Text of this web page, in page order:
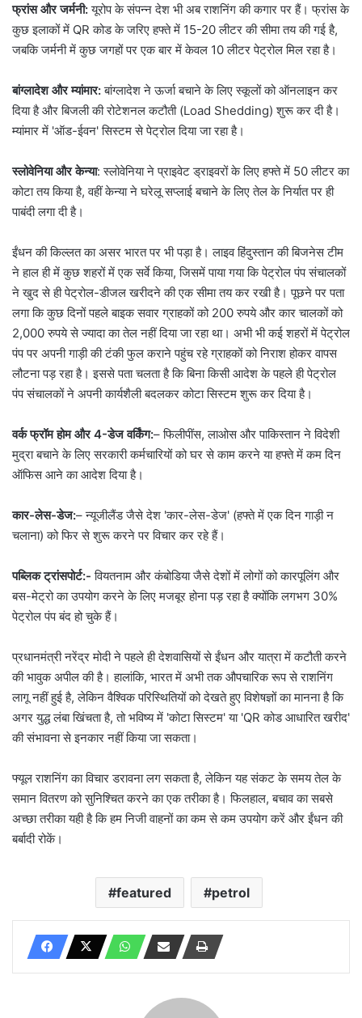
फ्रांस और जर्मनी:यूरोप के संपन्न देश भी अब राशनिंग की कगार पर हैं। फ्रांस के
कुछ इलाकों में QR कोड के जरिए हफ्ते में 15-20 लीटर की सीमा तय की गई है,
जबकि जर्मनी में कुछ जगहों पर एक बार में केवल 10 लीटर पेट्रोल मिल रहा है।
बांग्लादेश और म्यांमार:बांग्लादेश ने ऊर्जा बचाने के लिए स्कूलों को ऑनलाइन कर
दिया है और बिजली की रोटेशनल कटौती (Load Shedding) शुरू कर दी है।
म्यांमार में 'ऑड-ईवन' सिस्टम से पेट्रोल दिया जा रहा है।
स्लोवेनिया और केन्या: स्लोवेनिया ने प्राइवेट ड्राइवरों के लिए हफ्ते में 50 लीटर का
कोटा तय किया है, वहीं केन्या ने घरेलू सप्लाई बचाने के लिए तेल के निर्यात पर ही
पाबंदी लगा दी है।
ईंधन की किल्लत का असर भारत पर भी पड़ा है। लाइव हिंदुस्तान की बिजनेस टीम
ने हाल ही में कुछ शहरों में एक सर्वे किया, जिसमें पाया गया कि पेट्रोल पंप संचालकों
ने खुद से ही पेट्रोल-डीजल खरीदने की एक सीमा तय कर रखी है। पूछने पर पता
लगा कि कुछ दिनों पहले बाइक सवार ग्राहकों को 200 रुपये और कार चालकों को
2,000 रुपये से ज्यादा का तेल नहीं दिया जा रहा था। अभी भी कई शहरों में पेट्रोल
पंप पर अपनी गाड़ी की टंकी फुल कराने पहुंच रहे ग्राहकों को निराश होकर वापस
लौटना पड़ रहा है। इससे पता चलता है कि बिना किसी आदेश के पहले ही पेट्रोल
पंप संचालकों ने अपनी कार्यशैली बदलकर कोटा सिस्टम शुरू कर दिया है।
वर्क फ्रॉम होम और 4-डेज वर्किंग:– फिलीपींस, लाओस और पाकिस्तान ने विदेशी
मुद्रा बचाने के लिए सरकारी कर्मचारियों को घर से काम करने या हफ्ते में कम दिन
ऑफिस आने का आदेश दिया है।
कार-लेस-डेज:– न्यूजीलैंड जैसे देश 'कार-लेस-डेज' (हफ्ते में एक दिन गाड़ी न
चलाना) को फिर से शुरू करने पर विचार कर रहे हैं।
पब्लिक ट्रांसपोर्ट:- वियतनाम और कंबोडिया जैसे देशों में लोगों को कारपूलिंग और
बस-मेट्रो का उपयोग करने के लिए मजबूर होना पड़ रहा है क्योंकि लगभग 30%
पेट्रोल पंप बंद हो चुके हैं।
प्रधानमंत्री नरेंद्र मोदी ने पहले ही देशवासियों से ईंधन और यात्रा में कटौती करने
की भावुक अपील की है। हालांकि, भारत में अभी तक औपचारिक रूप से राशनिंग
लागू नहीं हुई है, लेकिन वैश्विक परिस्थितियों को देखते हुए विशेषज्ञों का मानना है कि
अगर युद्ध लंबा खिंचता है, तो भविष्य में 'कोटा सिस्टम' या 'QR कोड आधारित खरीद'
की संभावना से इनकार नहीं किया जा सकता।
फ्यूल राशनिंग का विचार डरावना लग सकता है, लेकिन यह संकट के समय तेल के
समान वितरण को सुनिश्चित करने का एक तरीका है। फिलहाल, बचाव का सबसे
अच्छा तरीका यही है कि हम निजी वाहनों का कम से कम उपयोग करें और ईंधन की
बर्बादी रोकें।
featured petrol